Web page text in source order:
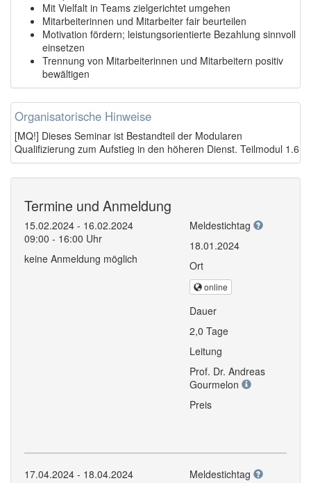
Mit Vielfalt in Teams zielgerichtet umgehen
Mitarbeiterinnen und Mitarbeiter fair beurteilen
Motivation fördern; leistungsorientierte Bezahlung sinnvoll
einsetzen
Trennung von Mitarbeiterinnen und Mitarbeitern positiv
bewältigen
Organisatorische Hinweise
[MQ!] Dieses Seminar ist Bestandteil der Modularen
Qualifizierung zum Aufstieg in den höheren Dienst. Teilmodul 1.6
Termine und Anmeldung
15.02.2024 - 16.02.2024
09:00 - 16:00 Uhr
keine Anmeldung möglich
Meldestichtag
18.01.2024
Ort
online
Dauer
2,0 Tage
Leitung
Prof. Dr. Andreas
Gourmelon
Preis
17.04.2024 - 18.04.2024
Meldestichtag